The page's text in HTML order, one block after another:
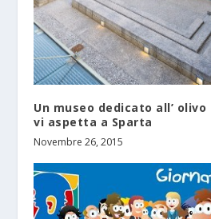
Un museo dedicato all’ olivo
vi aspetta a Sparta
Novembre 26, 2015